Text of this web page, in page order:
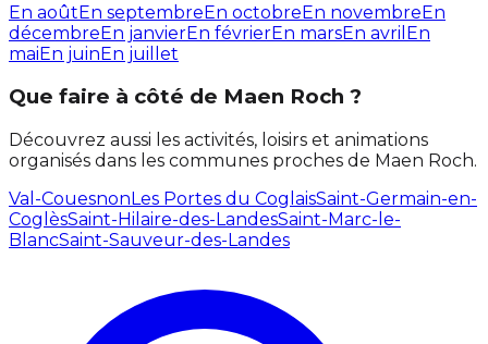
En aoûtEn septembreEn octobreEn novembreEn
décembreEn janvierEn févrierEn marsEn avril En
maiEn juinEn juillet
Que faire à côté de Maen Roch ?
Découvrez aussi les activités, loisirs et animations
organisés dans les communes proches de Maen Roch.
Val-CouesnonLes Portes du CoglaisSaint-Germain-en-
CoglèsSaint-Hilaire-des-LandesSaint-Marc-le-
BlancSaint-Sauveur-des-Landes